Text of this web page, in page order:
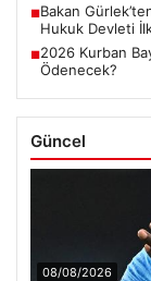
■Bakan
Hukuk Devleti
■2026 Kurban
Ödenecek?
Güncel
08/08/2026